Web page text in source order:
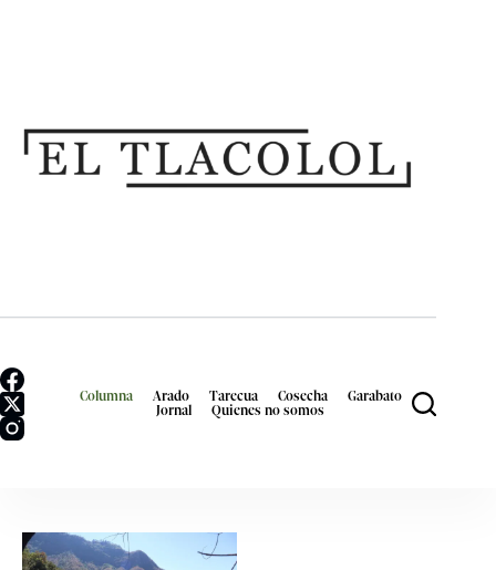
Columna Arado Tarecua Cosecha
Garabato
Jornal
Quienes no somos